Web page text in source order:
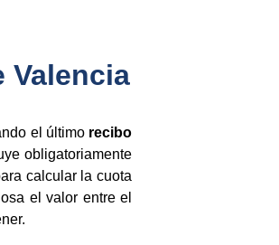
Valencia
el último recibo
obligatoriamente
calcular la cuota
el valor entre el